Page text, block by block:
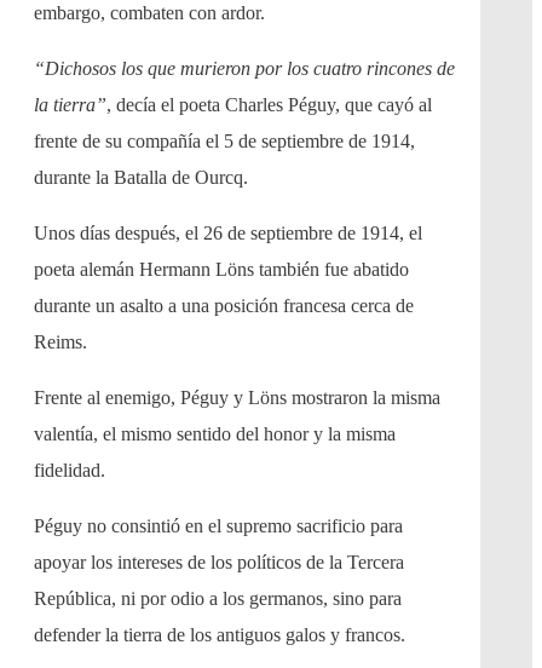
embargo, combaten con ardor.
“Dichosos los que murieron por los cuatro rincones de
la tierra”, decía el poeta Charles Péguy, que cayó al
frente de su compañía el 5 de septiembre de 1914,
durante la Batalla de Ourcq.
Unos días después, el 26 de septiembre de 1914, el
poeta alemán Hermann Löns también fue abatido
durante un asalto a una posición francesa cerca de
Reims.
Frente al enemigo, Péguy y Löns mostraron la misma
valentía, el mismo sentido del honor y la misma
fidelidad.
Péguy no consintió en el supremo sacrificio para
apoyar los intereses de los políticos de la Tercera
República, ni por odio a los germanos, sino para
defender la tierra de los antiguos galos y francos.